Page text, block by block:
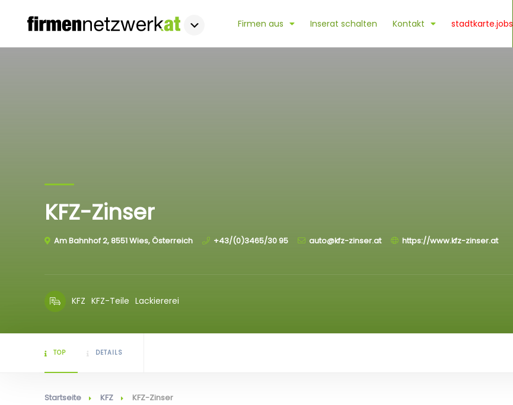
Firmen aus Inserat schalten Kontakt stadtkarte.jobs
KFZ-Zinser
Am Bahnhof 2, 8551 Wies, Österreich +43/(0)3465/30 95 auto@kfz-zinser.at https://www.kfz-zinser.at
KFZ KFZ-Teile Lackiererei
TOP DETAILS
Startseite KFZ KFZ-Zinser